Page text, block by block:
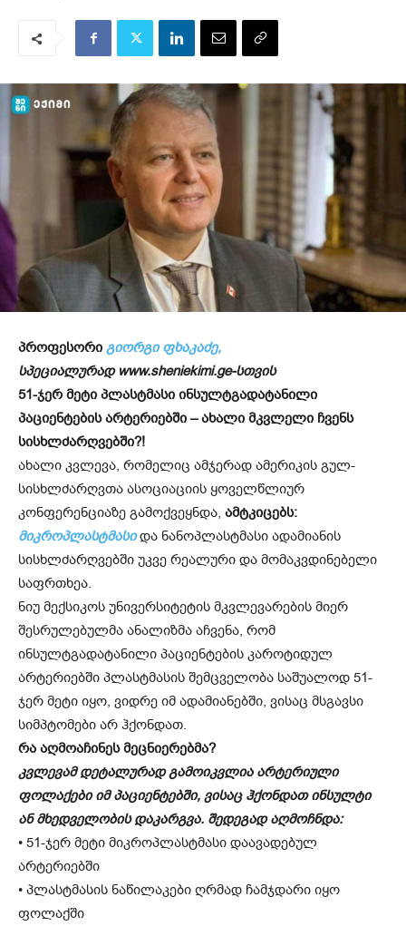
პროფესორი გიორგი ფხაკაძე,
სპეციალურად www.sheniekimi.ge-სთვის
51-ჯერ მეტი პლასტმასი ინსულტგადატანილი
პაციენტების არტერიებში – ახალი მკვლელი ჩვენს
სისხლძარღვებში?!
ახალი კვლევა, რომელიც ამჯერად ამერიკის გულ-
სისხლძარღვთა ასოციაციის ყოველწლიურ
კონფერენციაზე გამოქვეყნდა, ამტკიცებს:
მიკროპლასტმასიდა ნანოპლასტმასი ადამიანის
სისხლძარღვებში უკვე რეალური და მომაკვდინებელი
საფრთხეა.
ნიუ მექსიკოს უნივერსიტეტის მკვლევარების მიერ
შესრულებულმა ანალიზმა აჩვენა, რომ
ინსულტგადატანილი პაციენტების კაროტიდულ
არტერიებში პლასტმასის შემცველობა საშუალოდ 51-
ჯერ მეტი იყო, ვიდრე იმ ადამიანებში, ვისაც მსგავსი
სიმპტომები არ ჰქონდათ.
რა აღმოაჩინეს მეცნიერებმა?
კვლევამ დეტალურად გამოიკვლია არტერიული
ფოლაქები იმ პაციენტებში, ვისაც ჰქონდათ ინსულტი
ან მხედველობის დაკარგვა. შედეგად აღმოჩნდა:
• 51-ჯერ მეტი მიკროპლასტმასი დაავადებულ
არტერიებში
• პლასტმასის ნაწილაკები ღრმად ჩამჯდარი იყო
ფოლაქში